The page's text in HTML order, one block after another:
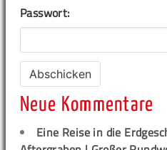
Passwort:
Neue Kommentare
Eine Reise in die